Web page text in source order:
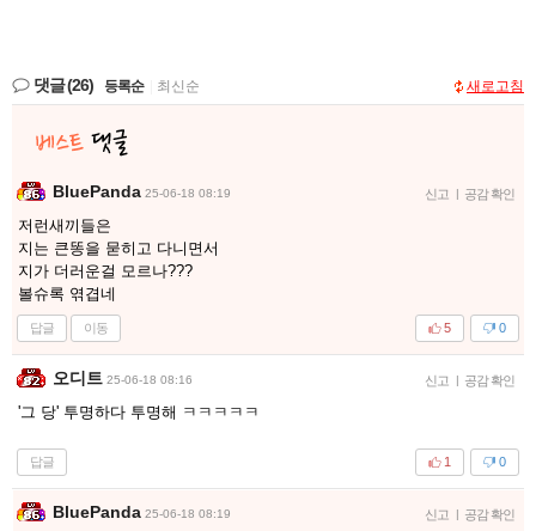
댓글(26) 등록순 최신순 새로고침
BluePanda 25-06-18 08:19 신고 | 공감 확인
저런새끼들은
지는 큰똥을 묻히고 다니면서
지가 더러운걸 모르나???
볼슈록 엮겹네
답글 이동 0
5
오디트 25-06-18 08:16 신고 | 공감 확인
'그 당' 투명하다 투명해 ㅋㅋㅋㅋㅋ
답글 0
1
BluePanda 25-06-18 08:19 신고 | 공감 확인